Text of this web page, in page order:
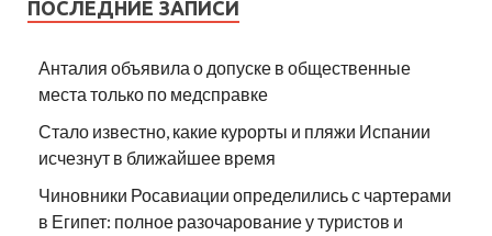
ПОСЛЕДНИЕ ЗАПИСИ
Анталия объявила о допуске в общественные
места только по медсправке
Стало известно, какие курорты и пляжи Испании
исчезнут в ближайшее время
Чиновники Росавиации определились с чартерами
в Египет: полное разочарование у туристов и